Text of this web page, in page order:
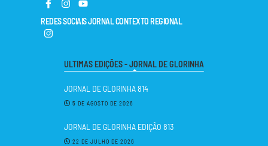
REDES SOCIAIS JORNAL CONTEXTO REGIONAL
ULTIMAS EDIÇÕES - JORNAL DE GLORINHA
JORNAL DE GLORINHA 814
5 DE AGOSTO DE 2026
JORNAL DE GLORINHA EDIÇÃO 813
22 DE JULHO DE 2026